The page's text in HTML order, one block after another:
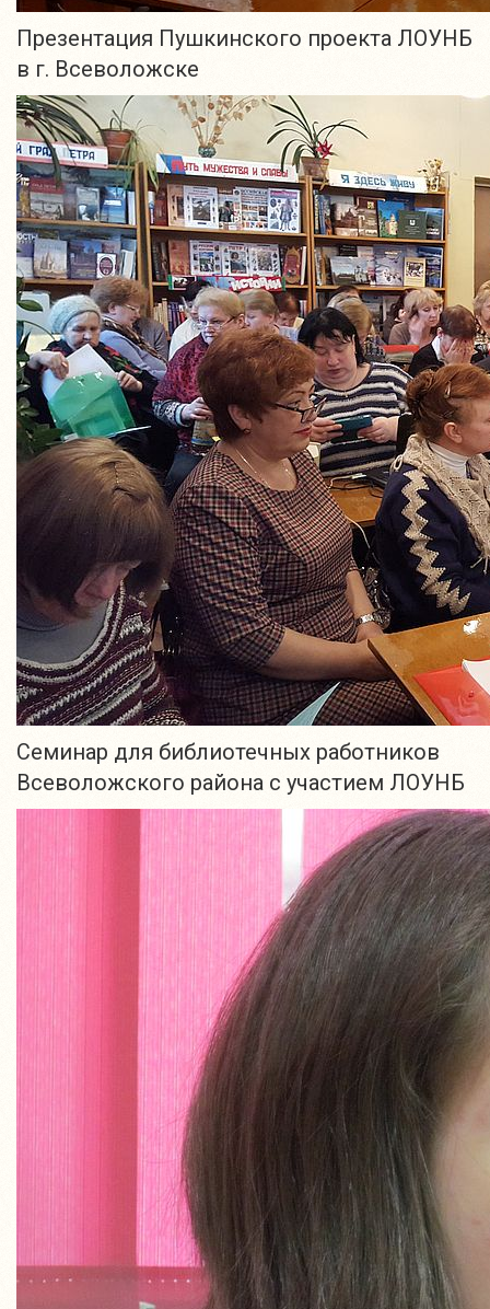
Презентация Пушкинского проекта ЛОУНБ
в г. Всеволожске
Семинар для библиотечных работников
Всеволожского района с участием ЛОУНБ